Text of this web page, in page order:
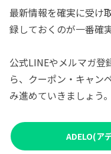
最新情報を確実に受け
録しておくのが一番確
公式LINEやメルマガ登
ら、クーポン・キャン
み進めていきましょう。
ADELO(ア